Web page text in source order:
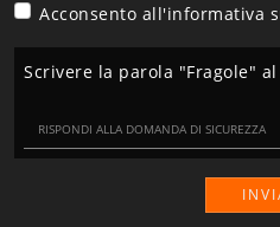
Acconsento all'informativa
Scrivere la parola "Fragole"